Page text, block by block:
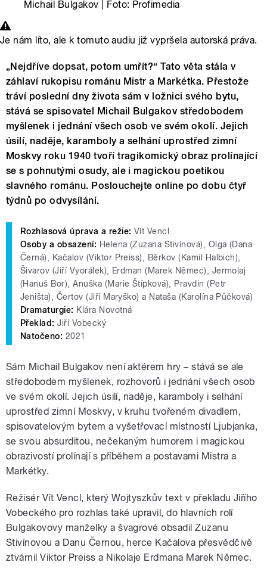
Michail Bulgakov | Foto: Profimedia
Je nám líto, ale k tomuto audiu již vypršela autorská práva.
„Nejdříve dopsat, potom umřít?“ Tato věta stála v
záhlaví rukopisu románu Mistr a Markétka. Přestože
tráví poslední dny života sám v ložnici svého bytu,
stává se spisovatel Michail Bulgakov středobodem
myšlenek i jednání všech osob ve svém okolí. Jejich
úsilí, naděje, karamboly a selhání uprostřed zimní
Moskvy roku 1940 tvoří tragikomický obraz prolínající
se s pohnutými osudy, ale i magickou poetikou
slavného románu. Poslouchejte online po dobu čtyř
týdnů po odvysílání.
Rozhlasová úprava a režie: Vít Vencl
Osoby a obsazení: Helena (Zuzana Stivínová), Olga (Dana
Černá), Kačalov (Viktor Preiss), Běrkov (Kamil Halbich),
Šivarov (Jiří Vyorálek), Erdman (Marek Němec), Jermolaj
(Hanuš Bor), Anuška (Marie Štípková), Pravdin (Petr
Jeništa), Čertov (Jiří Maryško) a Nataša (Karolína Půčková)
Dramaturgie: Klára Novotná
Překlad: Jiří Vobecký
Natočeno: 2021
Sám Michail Bulgakov není aktérem hry – stává se ale
středobodem myšlenek, rozhovorů i jednání všech osob
ve svém okolí. Jejich úsilí, naděje, karamboly i selhání
uprostřed zimní Moskvy, v kruhu tvořeném divadlem,
spisovatelovým bytem a vyšetřovací místností Ljubjanka,
se svou absurditou, nečekaným humorem i magickou
obrazivostí prolínají s příběhem a postavami Mistra a
Markétky.
Režisér Vít Vencl, který Wojtyszkův text v překladu Jiřího
Vobeckého pro rozhlas také upravil, do hlavních rolí
Bulgakovovy manželky a švagrové obsadil Zuzanu
Stivínovou a Danu Černou, herce Kačalova přesvědčivě
ztvárnil Viktor Preiss a Nikolaje Erdmana Marek Němec.